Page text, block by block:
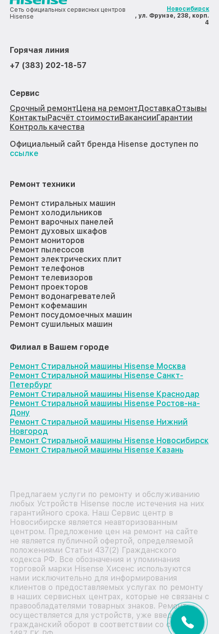
Сеть официальных сервисных центров
Hisense
Новосибирск
, ул. Фрунзе, 238, корп.
4
Горячая линия
+7 (383) 202-18-57
Сервис
Срочный ремонтЦена на ремонтДоставкаОтзывы
КонтактыРасчёт стоимостиВакансииГарантии
Контроль качества
Официальный сайт бренда Hisense доступен по
ссылке
Ремонт техники
Ремонт стиральных машин
Ремонт холодильников
Ремонт варочных панелей
Ремонт духовых шкафов
Ремонт мониторов
Ремонт пылесосов
Ремонт электрических плит
Ремонт телефонов
Ремонт телевизоров
Ремонт проекторов
Ремонт водонагревателей
Ремонт кофемашин
Ремонт посудомоечных машин
Ремонт сушильных машин
Филиал в Вашем городе
Ремонт Стиральной машины Hisense Москва
Ремонт Стиральной машины Hisense Санкт-
Петербург
Ремонт Стиральной машины Hisense Краснодар
Ремонт Стиральной машины Hisense Ростов-на-
Дону
Ремонт Стиральной машины Hisense Нижний
Новгород
Ремонт Стиральной машины Hisense Новосибирск
Ремонт Стиральной машины Hisense Казань
Предлагаем услуги по ремонту и обслуживанию
любых Устройств Hisense после истечения на них
гарантийного срока. Наш Сервис центр в
Новосибирске является неавторизованным
центром. Предложение цен на ремонт на сайте
не является публичной офертой, определяемой
положениями Статьи 437(2) Гражданского
кодекса РФ. Все обозначения и упоминания
торговой марки Hisense Хисенс используются
нами исключительно для информирования
клиентов о предоставляемых услугах по ремонту
в наших сервисных центрах, которые не связаны с
правообладателями товарных знаков. Ремонт
осуществляется для устройств, уже введенных в
гражданский оборот в соответствии со статьей